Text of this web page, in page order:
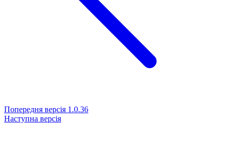
Попередня версія 1.0.36
Наступна версія